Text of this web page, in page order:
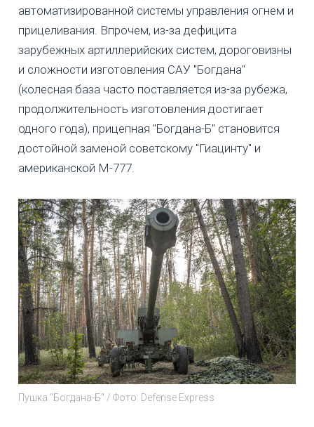
автоматизированной системы управления огнем и
прицеливания. Впрочем, из-за дефицита
зарубежных артиллерийских систем, дороговизны
и сложности изготовления САУ "Богдана"
(колесная база часто поставляется из-за рубежа,
продолжительность изготовления достигает
одного года), прицепная "Богдана-Б" становится
достойной заменой советскому "Гиацинту" и
американской М-777.
Пушка "Богдана-Б" / Фото: Defense Express